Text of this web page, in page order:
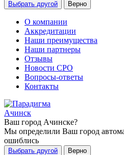
Выбрать другой Верно
О компании
Аккредитации
Наши преимущества
Наши партнеры
Отзывы
Новости СРО
Вопросы-ответы
Контакты
Ачинск
Ваш город Ачинске?
Мы определили Ваш город
ошиблись
Выбрать другой Верно